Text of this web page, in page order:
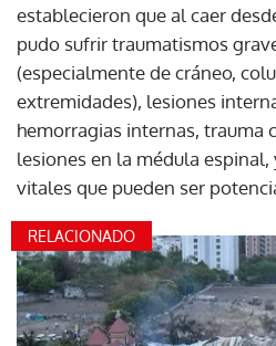
establecieron que al caer
pudo sufrir traumatismos
(especialmente de cráneo,
extremidades), lesiones
hemorragias internas, trauma
lesiones en la médula
vitales que pueden ser
RELACIONADO